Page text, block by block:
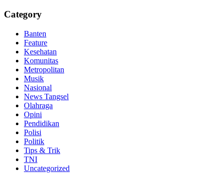
Category
Banten
Feature
Kesehatan
Komunitas
Metropolitan
Musik
Nasional
News Tangsel
Olahraga
Opini
Pendidikan
Polisi
Politik
Tips & Trik
TNI
Uncategorized